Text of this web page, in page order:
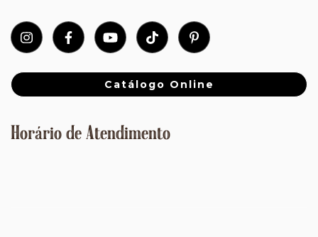
Catálogo Online
Horário de Atendimento